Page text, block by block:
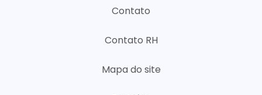
Contato
Contato RH
Mapa do site